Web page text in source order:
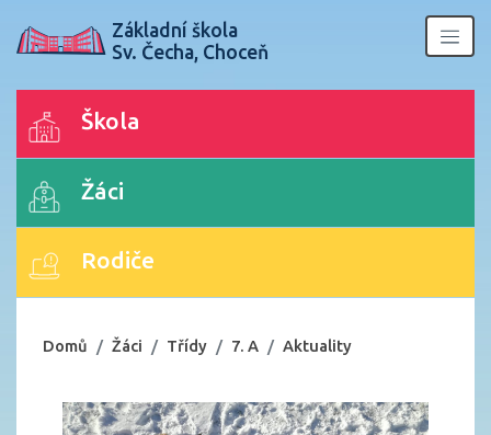
Základní škola
Sv. Čecha, Choceň
Škola
Žáci
Rodiče
Domů Žáci Třídy 7. A Aktuality